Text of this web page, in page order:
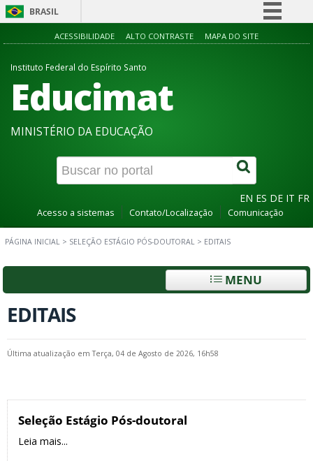
BRASIL
Simplifique!
ACESSIBILIDADE ALTO CONTRASTE MAPA DO SITE
Instituto Federal do Espírito Santo
Educimat
MINISTÉRIO DA EDUCAÇÃO
EN ES DE IT FR
Acesso a sistemas Contato/Localização Comunicação
PÁGINA INICIAL > SELEÇÃO ESTÁGIO PÓS-DOUTORAL > EDITAIS
MENU
EDITAIS
Última atualização em Terça, 04 de Agosto de 2026, 16h58
Seleção Estágio Pós-doutoral
Leia mais...